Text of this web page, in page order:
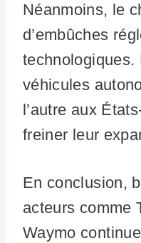
Néanmoins, le
d’embûches
technologiques.
véhicules
l’autre aux
freiner leur
En conclusion,
acteurs comme
Waymo